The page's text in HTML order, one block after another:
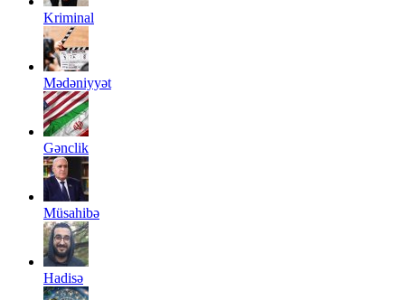
Kriminal
Mədəniyyət
Gənclik
Müsahibə
Hadisə